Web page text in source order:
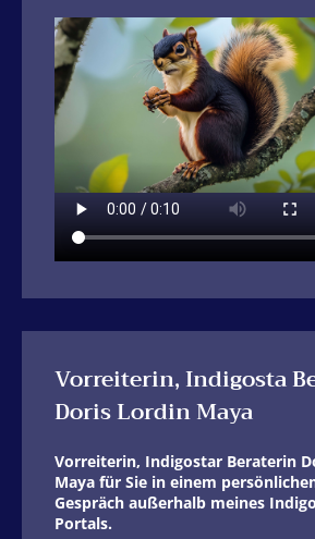
Vorreiterin, Indigosta
Doris Lordin Maya
Vorreiterin, Indigostar Beraterin
Maya für Sie in einem
Gespräch außerhalb meines
Portals.